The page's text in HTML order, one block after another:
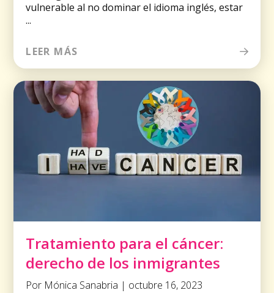
vulnerable al no dominar el idioma inglés, estar
...
LEER MÁS
Tratamiento para el cáncer:
derecho de los inmigrantes
Por Mónica Sanabria | octubre 16, 2023